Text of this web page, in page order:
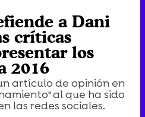
a Dani
críticas
los
2016
artículo de opinión en
al que ha sido
las redes sociales.